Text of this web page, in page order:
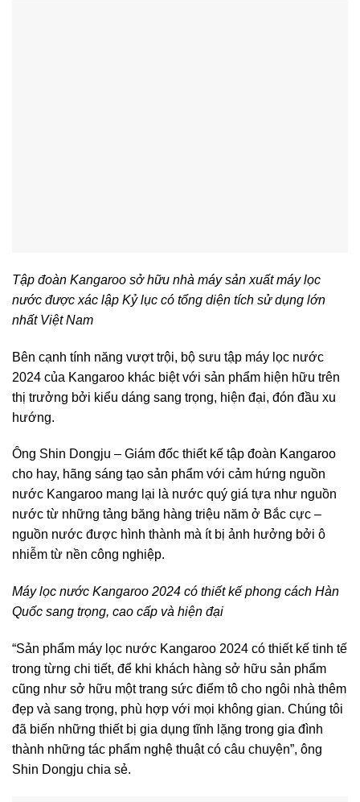
Tập đoàn Kangaroo sở hữu nhà máy sản xuất máy lọc
nước được xác lập Kỷ lục có tổng diện tích sử dụng lớn
nhất Việt Nam
Bên cạnh tính năng vượt trội, bộ sưu tập máy lọc nước
2024 của Kangaroo khác biệt với sản phẩm hiện hữu trên
thị trưởng bởi kiểu dáng sang trọng, hiện đại, đón đầu xu
hướng.
Ông Shin Dongju – Giám đốc thiết kế tập đoàn Kangaroo
cho hay, hãng sáng tạo sản phẩm với cảm hứng nguồn
nước Kangaroo mang lại là nước quý giá tựa như nguồn
nước từ những tảng băng hàng triệu năm ở Bắc cực –
nguồn nước được hình thành mà ít bị ảnh hưởng bởi ô
nhiễm từ nền công nghiệp.
Máy lọc nước Kangaroo 2024 có thiết kế phong cách Hàn
Quốc sang trọng, cao cấp và hiện đại
“Sản phẩm máy lọc nước Kangaroo 2024 có thiết kế tinh tế
trong từng chi tiết, để khi khách hàng sở hữu sản phẩm
cũng như sở hữu một trang sức điểm tô cho ngôi nhà thêm
đẹp và sang trọng, phù hợp với mọi không gian. Chúng tôi
đã biến những thiết bị gia dụng tĩnh lặng trong gia đình
thành những tác phẩm nghệ thuật có câu chuyện”, ông
Shin Dongju chia sẻ.